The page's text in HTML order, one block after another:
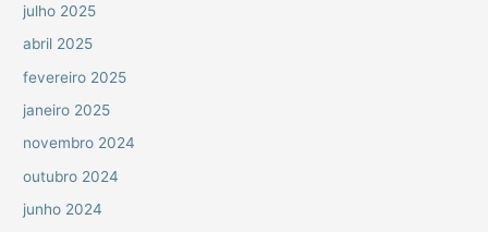
julho 2025
abril 2025
fevereiro 2025
janeiro 2025
novembro 2024
outubro 2024
junho 2024